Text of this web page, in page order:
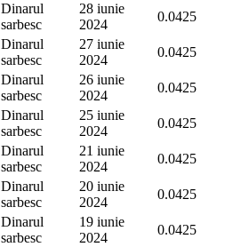
Dinarul
sarbesc
28 iunie
2024
0.0425
Dinarul
sarbesc
27 iunie
2024
0.0425
Dinarul
sarbesc
26 iunie
2024
0.0425
Dinarul
sarbesc
25 iunie
2024
0.0425
Dinarul
sarbesc
21 iunie
2024
0.0425
Dinarul
sarbesc
20 iunie
2024
0.0425
Dinarul
sarbesc
19 iunie
2024
0.0425